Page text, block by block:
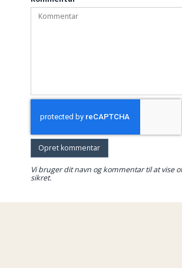
Opret kommentar
Vi bruger dit navn og kommentar til at vise
sikret.